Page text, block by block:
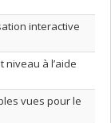
interactive
à l’aide
vues pour le